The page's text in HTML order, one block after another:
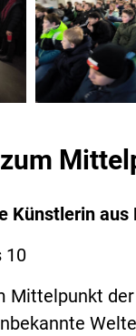
Künstlerin aus
10
Mittelpunkt